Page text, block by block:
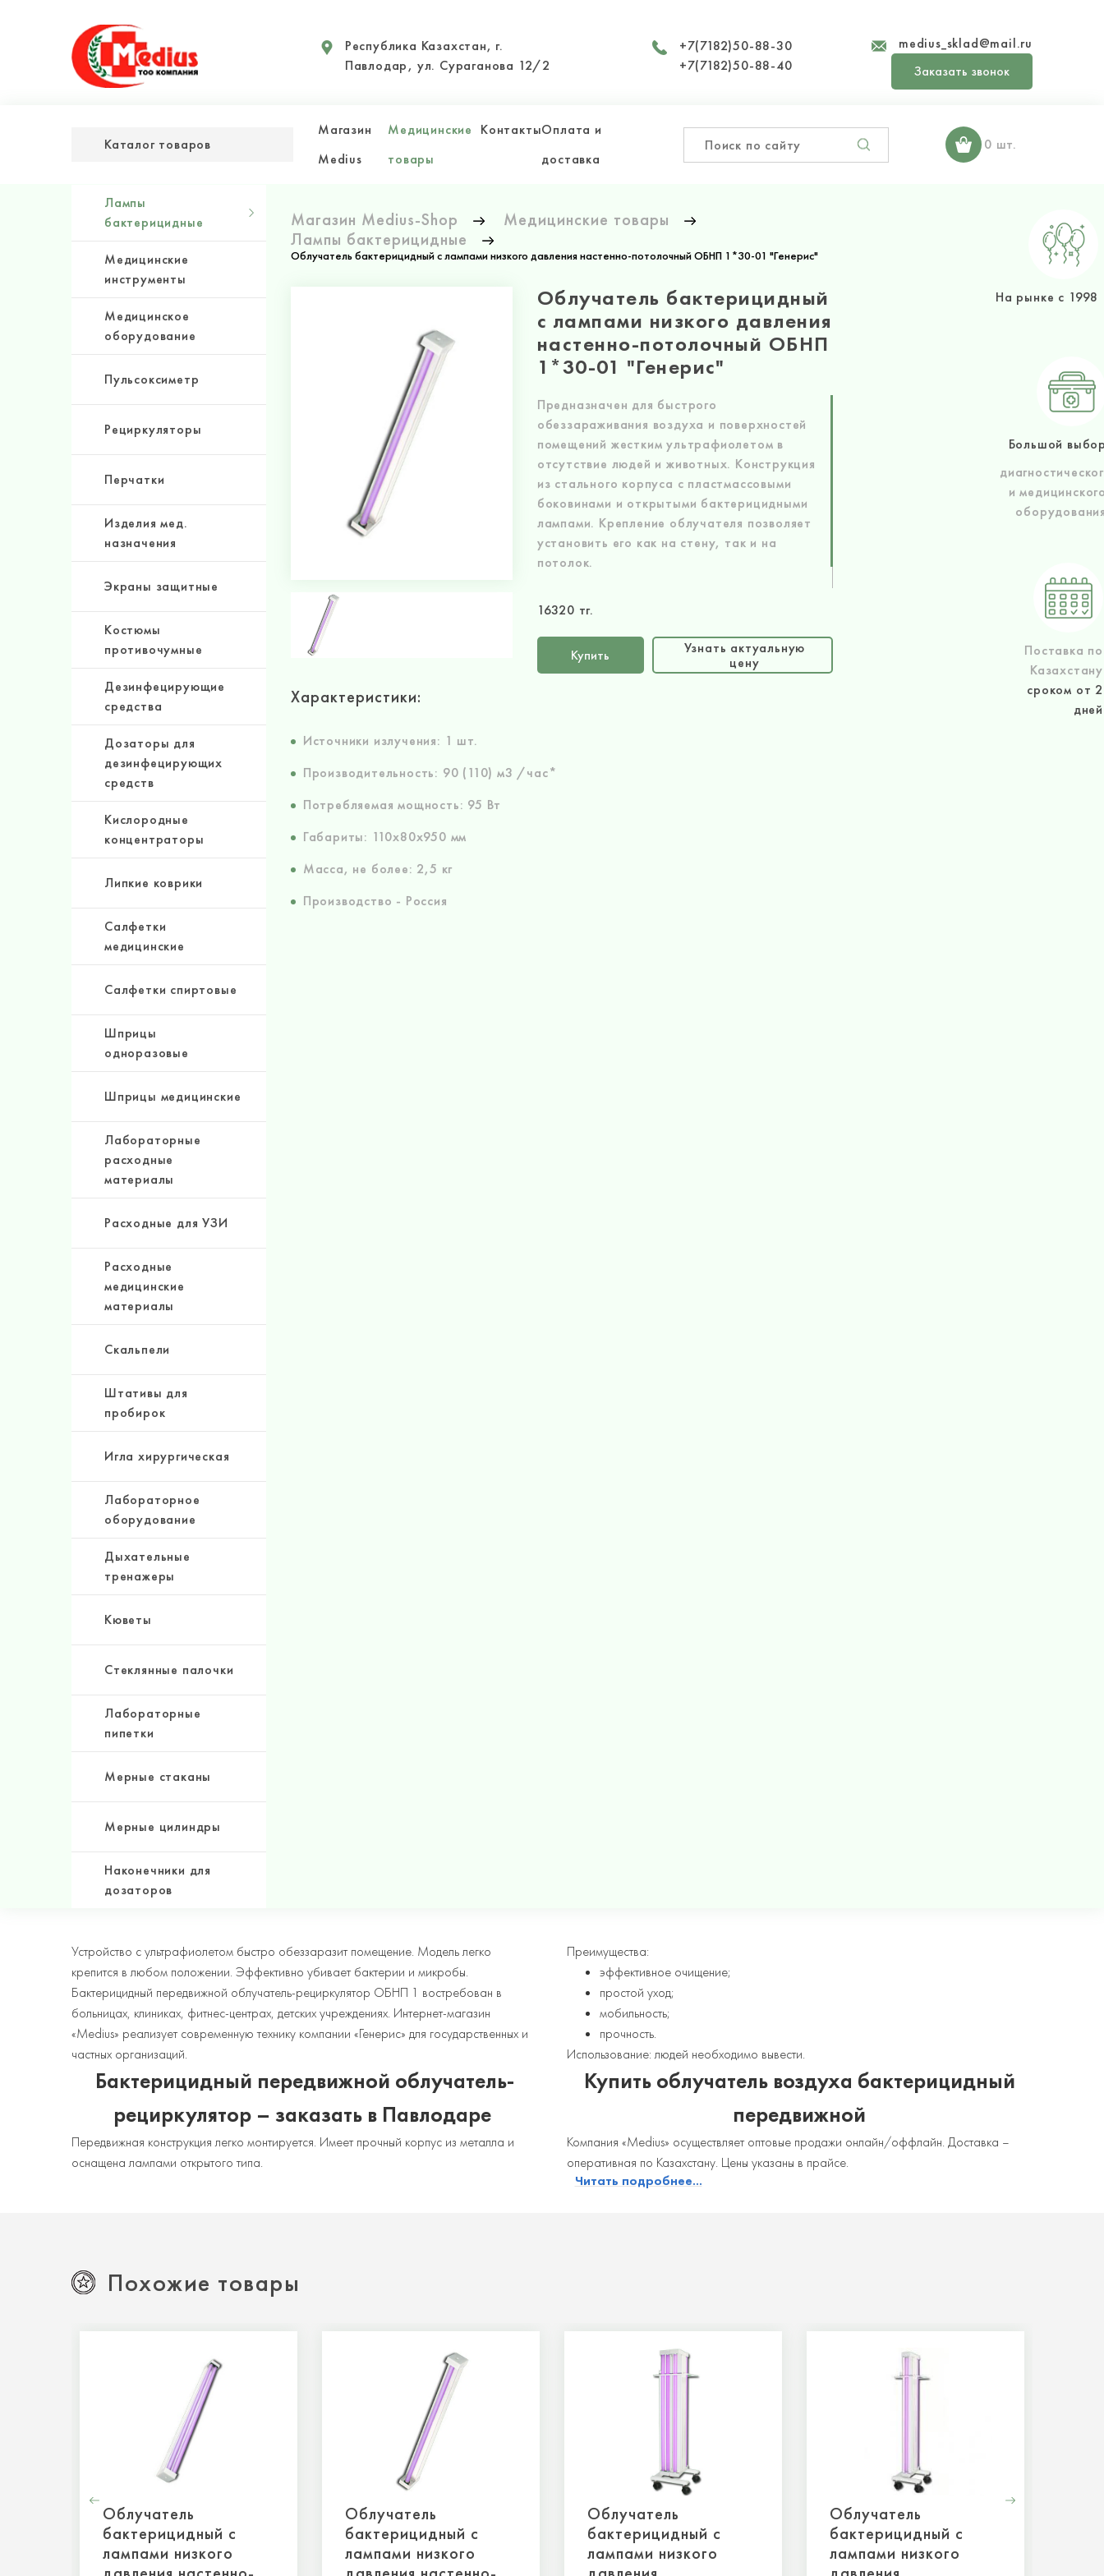
Республика Казахстан, г.
Павлодар, ул. Сураганова 12/2
+7(7182)50-88-30
+7(7182)50-88-40
medius_sklad@mail.ru
Заказать звонок
Каталог товаров
Магазин
Medius
Медицинские
товары
КонтактыОплата и
доставка
0 шт.
Лампы
бактерицидные
Медицинские
инструменты
Медицинское
оборудование
Пульсоксиметр
Рециркуляторы
Перчатки
Изделия мед.
назначения
Экраны защитные
Костюмы
противочумные
Дезинфецирующие
средства
Дозаторы для
дезинфецирующих
средств
Кислородные
концентраторы
Липкие коврики
Салфетки
медицинские
Салфетки спиртовые
Шприцы
одноразовые
Шприцы медицинские
Лабораторные
расходные
материалы
Расходные для УЗИ
Расходные
медицинские
материалы
Скальпели
Штативы для
пробирок
Игла хирургическая
Лабораторное
оборудование
Дыхательные
тренажеры
Кюветы
Стеклянные палочки
Лабораторные
пипетки
Мерные стаканы
Мерные цилиндры
Наконечники для
дозаторов
Магазин Medius-Shop
Медицинские товары
Лампы бактерицидные
Облучатель бактерицидный с лампами низкого давления настенно-потолочный ОБНП 1*30-01 "Генерис"
Облучатель бактерицидный
с лампами низкого давления
настенно-потолочный ОБНП
1*30-01 "Генерис"
Предназначен для быстрого
обеззараживания воздуха и поверхностей
помещений жестким ультрафиолетом в
отсутствие людей и животных. Конструкция
из стального корпуса с пластмассовыми
боковинами и открытыми бактерицидными
лампами. Крепление облучателя позволяет
установить его как на стену, так и на
потолок.
16320 тг.
Купить
Узнать актуальную
цену
Характеристики:
Источники излучения: 1 шт.
Производительность: 90 (110) м3 /час*
Потребляемая мощность: 95 Вт
Габариты: 110х80х950 мм
Масса, не более: 2,5 кг
Производство - Россия
На рынке с 1998
Большой
и
Поставка по
Казахстану
сроком от 2
дней
Устройство с ультрафиолетом быстро обеззаразит помещение. Модель легко
крепится в любом положении. Эффективно убивает бактерии и микробы.
Бактерицидный передвижной облучатель-рециркулятор ОБНП 1 востребован в
больницах, клиниках, фитнес-центрах, детских учреждениях. Интернет-магазин
«Medius» реализует современную технику компании «Генерис» для государственных и
частных организаций.
Бактерицидный передвижной облучатель-
рециркулятор – заказать в Павлодаре
Передвижная конструкция легко монтируется. Имеет прочный корпус из металла и
оснащена лампами открытого типа.
Преимущества:
эффективное очищение;
простой уход;
мобильность;
прочность.
Использование: людей необходимо вывести.
Купить облучатель воздуха бактерицидный
передвижной
Компания «Medius» осуществляет оптовые продажи онлайн/оффлайн. Доставка –
оперативная по Казахстану. Цены указаны в прайсе.
Читать подробнее...
Похожие товары
Облучатель
бактерицидный с
лампами низкого
Облучатель
бактерицидный с
лампами низкого
Облучатель
бактерицидный с
лампами низкого
Облучатель
бактерицидный с
лампами низкого